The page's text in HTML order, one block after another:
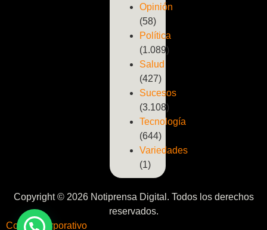
Opinión
(58)
Política
(1.089)
Salud
(427)
Sucesos
(3.108)
Tecnología
(644)
Variedades
(1)
Copyright © 2026 Notiprensa Digital. Todos los derechos
reservados.
Correo Corporativo